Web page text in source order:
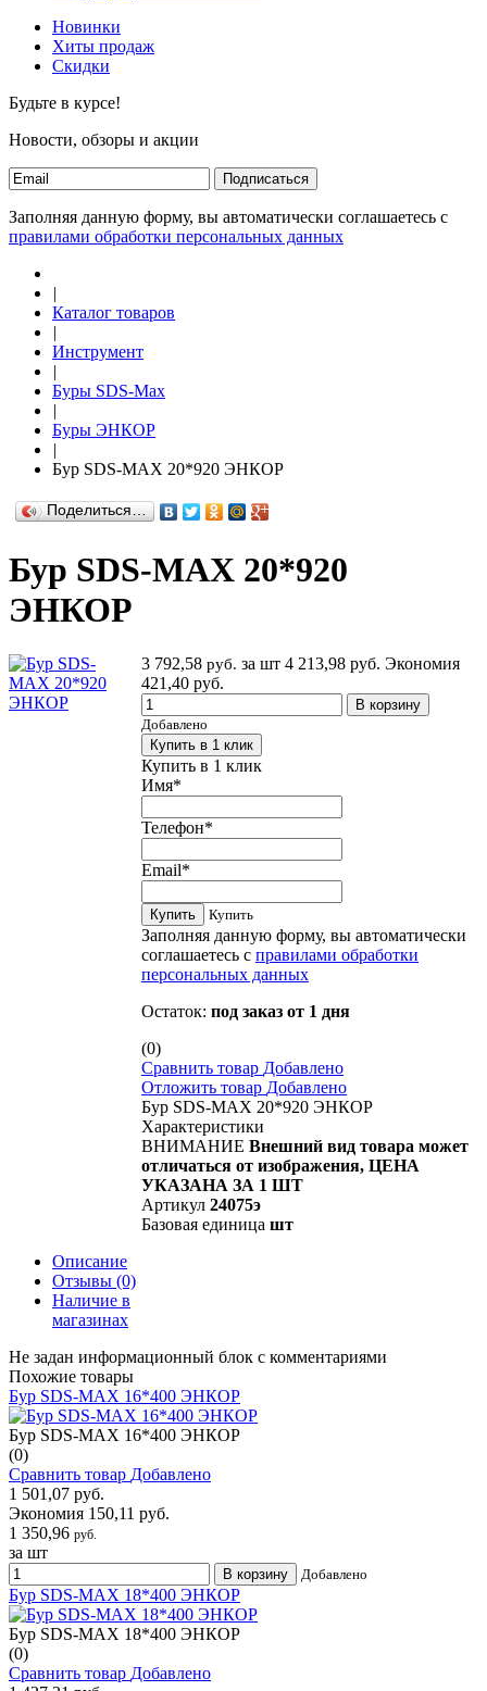
Новинки
Хиты продаж
Скидки
Будьте в курсе!
Новости, обзоры и акции
Подписаться
Заполняя данную форму, вы автоматически соглашаетесь с
правилами обработки персональных данных
|
Каталог товаров
|
Инструмент
|
Буры SDS-Max
|
Буры ЭНКОР
|
Бур SDS-MAX 20*920 ЭНКОР
Поделиться…
Бур SDS-MAX 20*920
ЭНКОР
3 792,58 руб. за шт 4 213,98 руб. Экономия
421,40 руб.
В корзину
Добавлено
Купить в 1 клик
Купить в 1 клик
Имя*
Телефон*
Email*
Купить Купить
Заполняя данную форму, вы автоматически
соглашаетесь с правилами обработки
персональных данных
Остаток: под заказ от 1 дня
(0)
Сравнить товар Добавлено
Отложить товар Добавлено
Бур SDS-MAX 20*920 ЭНКОР
Характеристики
ВНИМАНИЕ Внешний вид товара может
отличаться от изображения, ЦЕНА
УКАЗАНА ЗА 1 ШТ
Артикул 24075э
Базовая единица шт
Описание
Отзывы (0)
Наличие в
магазинах
Не задан информационный блок с комментариями
Похожие товары
Бур SDS-MAX 16*400 ЭНКОР
Бур SDS-MAX 16*400 ЭНКОР
(0)
Сравнить товар Добавлено
1 501,07 руб.
Экономия 150,11 руб.
1 350,96 руб.
за шт
В корзину Добавлено
Бур SDS-MAX 18*400 ЭНКОР
Бур SDS-MAX 18*400 ЭНКОР
(0)
Сравнить товар Добавлено